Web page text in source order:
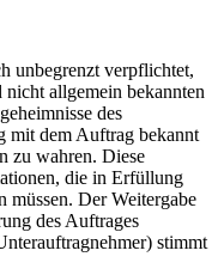
unbegrenzt verpflichtet,
allgemein bekannten
des
mit dem Auftrag bekannt
zu wahren. Diese
die in Erfüllung
müssen. Der Weitergabe
des Auftrages
stimmt